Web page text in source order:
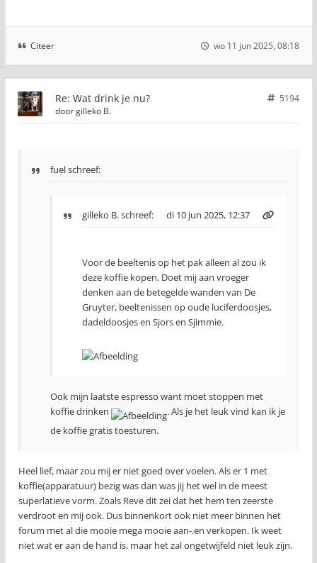
Citeer wo 11 jun 2025, 08:18
Re: Wat drink je nu?
5194
doorgilleko B.
fuel schreef:
gilleko B.schreef: di 10 jun 2025, 12:37
Voor de beeltenis op het pak alleen al zou ik
deze koffie kopen. Doet mij aan vroeger
denken aan de betegelde wanden van De
Gruyter, beeltenissen op oude luciferdoosjes,
dadeldoosjes en Sjors en Sjimmie.
Ook mijn laatste espresso want moet stoppen met
koffie drinken
. Als je het leuk vind kan ik je
de koffie gratis toesturen.
Heel lief, maar zou mij er niet goed over voelen. Als er 1 met
koffie(apparatuur) bezig was dan was jij het wel in de meest
superlatieve vorm. Zoals Reve dit zei dat het hem ten zeerste
verdroot en mij ook. Dus binnenkort ook niet meer binnen het
forum met al die mooie mega mooie aan-.en verkopen. Ik weet
niet wat er aan de hand is, maar het zal ongetwijfeld niet leuk zijn.